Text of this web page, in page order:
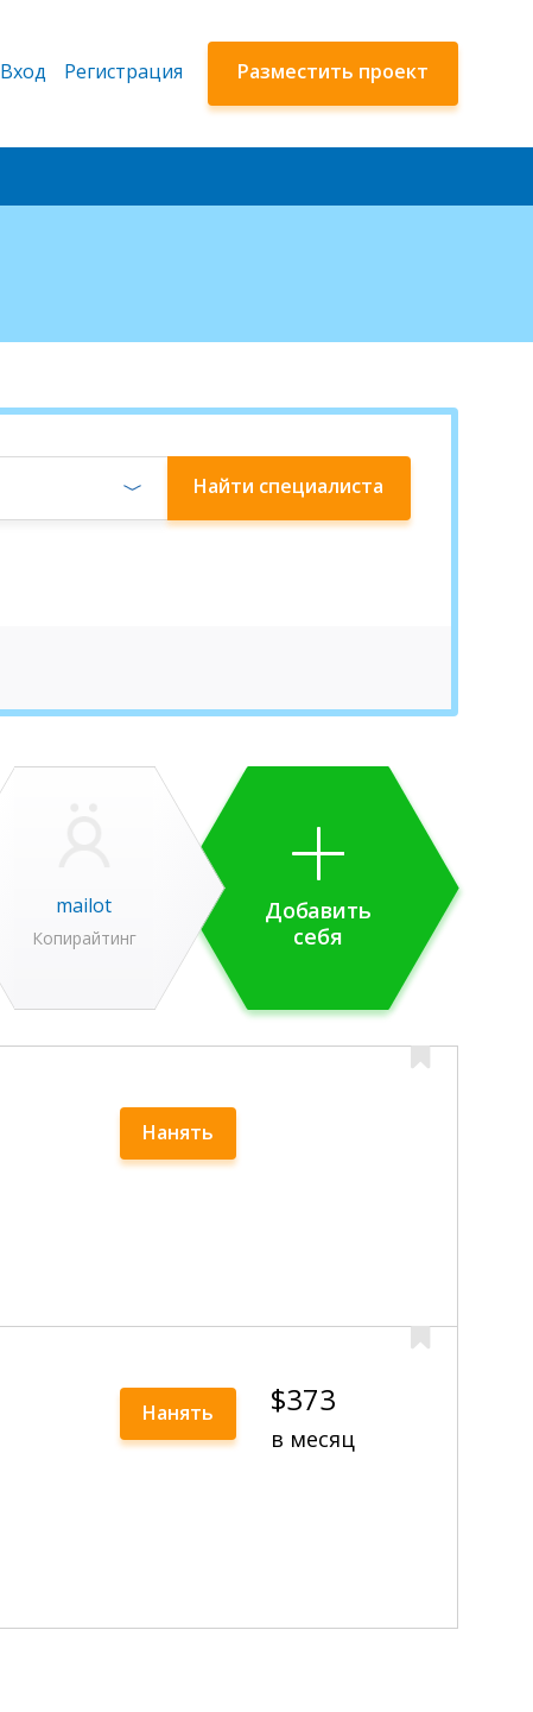
Найти специалиста
Добавить
себя
mailot
Копирайтинг
Нанять
$373
в месяц
Нанять
Вход Регистрация Разместить проект